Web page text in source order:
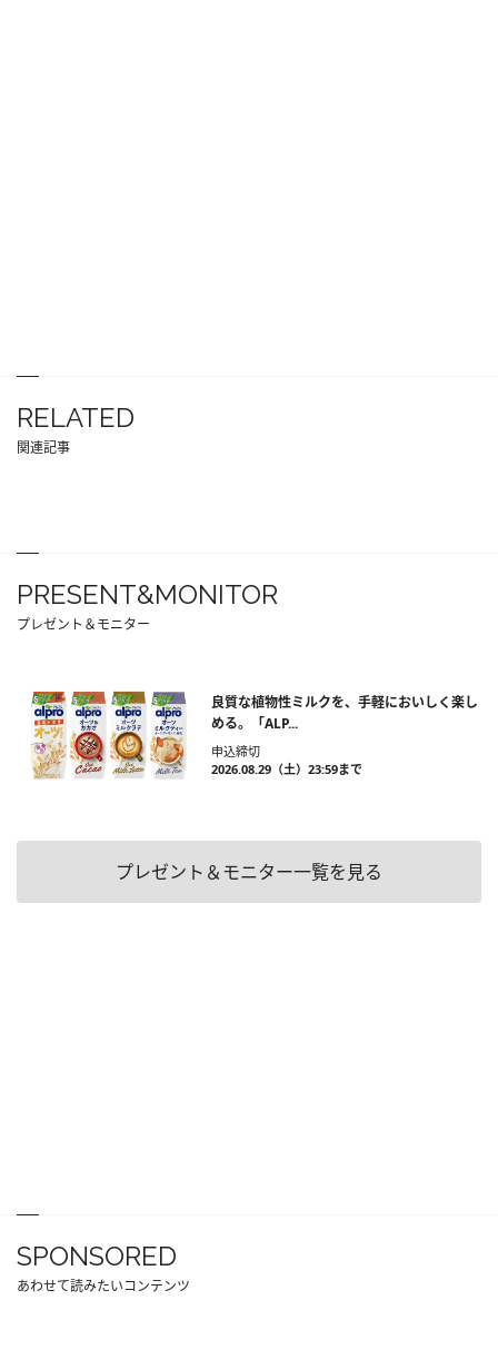
RELATED
関連記事
PRESENT&MONITOR
プレゼント＆モニター
良質な植物性ミルクを、手軽においしく楽し
める。「ALP...
申込締切
2026.08.29（土）23:59まで
プレゼント＆モニター一覧を見る
SPONSORED
あわせて読みたいコンテンツ